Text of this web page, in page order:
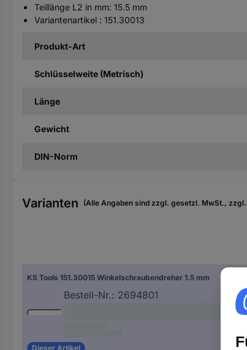
Teillänge L2 in mm: 15.5 mm
Variantenartikel : 151.30013
Produkt-Art
Schlüsselweite (Metrisch)
Länge
Gewicht
DIN-Norm
Varianten (Alle Angaben sind zzgl. gesetzl. MwSt.,
KS Tools 151.30015 Winkelschraubendreher 1.5 mm
Bestell-Nr.: 2694801
Dieser Artikel